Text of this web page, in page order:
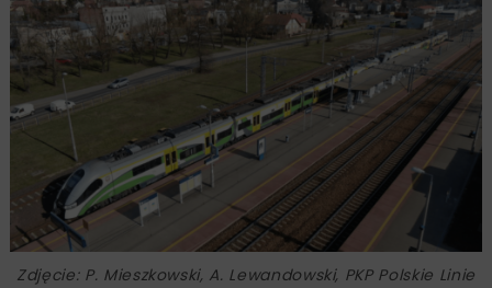
Zdjęcie: P. Mieszkowski, A. Lewandowski, PKP Polskie Linie